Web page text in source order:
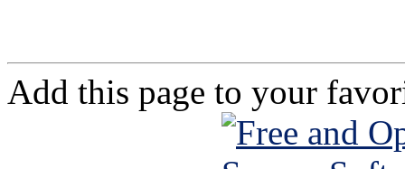
Add this page to your